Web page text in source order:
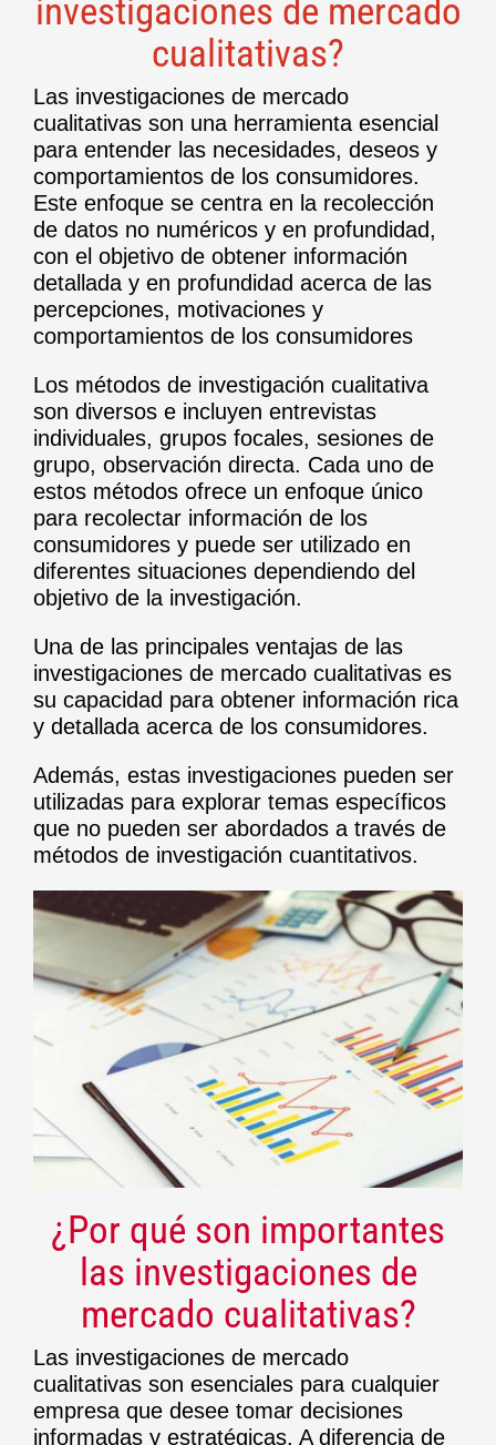
investigaciones de mercado
cualitativas?
Las investigaciones de mercado
cualitativas son una herramienta esencial
para entender las necesidades, deseos y
comportamientos de los consumidores.
Este enfoque se centra en la recolección
de datos no numéricos y en profundidad,
con el objetivo de obtener información
detallada y en profundidad acerca de las
percepciones, motivaciones y
comportamientos de los consumidores
Los métodos de investigación cualitativa
son diversos e incluyen entrevistas
individuales, grupos focales, sesiones de
grupo, observación directa. Cada uno de
estos métodos ofrece un enfoque único
para recolectar información de los
consumidores y puede ser utilizado en
diferentes situaciones dependiendo del
objetivo de la investigación.
Una de las principales ventajas de las
investigaciones de mercado cualitativas es
su capacidad para obtener información rica
y detallada acerca de los consumidores.
Además, estas investigaciones pueden ser
utilizadas para explorar temas específicos
que no pueden ser abordados a través de
métodos de investigación cuantitativos.
¿Por qué son importantes
las investigaciones de
mercado cualitativas?
Las investigaciones de mercado
cualitativas son esenciales para cualquier
empresa que desee tomar decisiones
informadas y estratégicas. A diferencia de